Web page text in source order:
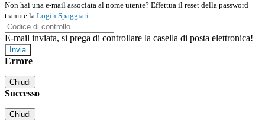
Non hai una e-mail associata al nome utente? Effettua il reset della password
tramite la Login Spaggiari
E-mail inviata, si prega di controllare la casella di posta elettronica!
Errore
Chiudi
Successo
Chiudi